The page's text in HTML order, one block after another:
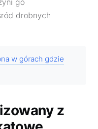
drobnych
w górach gdzie
z